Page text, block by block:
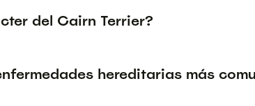
del Cairn Terrier?
hereditarias más